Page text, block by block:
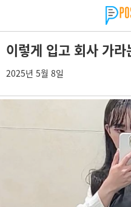
이렇게 입고 회사 가
2025년 5월 8일